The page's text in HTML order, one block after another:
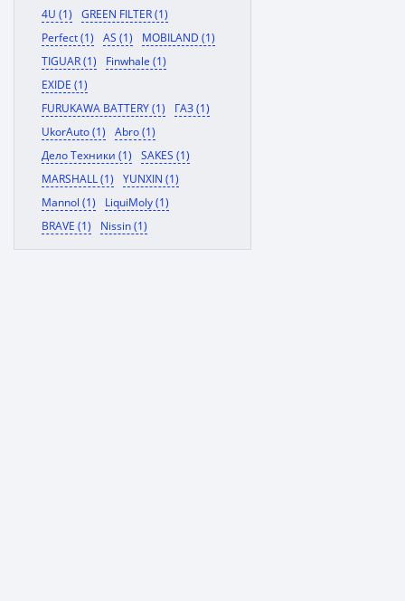
4U (1)
GREEN FILTER (1)
Perfect (1)
AS (1)
MOBILAND (1)
TIGUAR (1)
Finwhale (1)
EXIDE (1)
FURUKAWA BATTERY (1)
ГАЗ (1)
UkorAuto (1)
Abro (1)
Дело Техники (1)
SAKES (1)
MARSHALL (1)
YUNXIN (1)
Mannol (1)
LiquiMoly (1)
BRAVE (1)
Nissin (1)